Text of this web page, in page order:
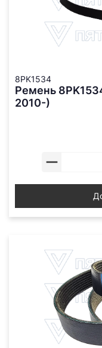
8PK1534
Ремень
2010-)